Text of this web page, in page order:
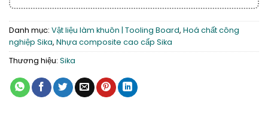
Danh mục: Vật liệu làm khuôn | Tooling Board, Hoá chất công
nghiệp Sika, Nhựa composite cao cấp Sika
Thương hiệu: Sika